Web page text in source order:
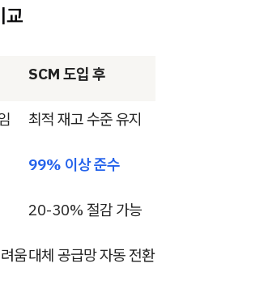
교
SCM 도입 후
최적 재고 수준 유지
99% 이상 준수
20-30% 절감 가능
움대체 공급망 자동 전환